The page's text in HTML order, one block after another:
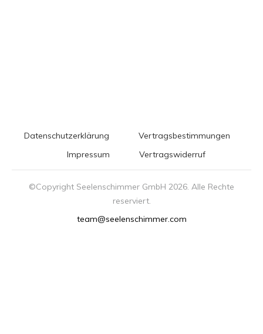
Datenschutzerklärung
Vertragsbestimmungen
Impressum
Vertragswiderruf
©Copyright Seelenschimmer GmbH 2026. Alle Rechte
reserviert.
team@seelenschimmer.com